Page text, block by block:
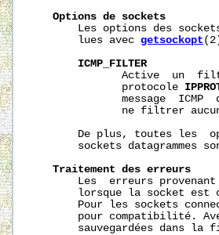
Options de sockets
Les options des
       lues avec
getsockopt
ICMP_FILTER
Active  un
              protocole
message  ICMP
ne filtrer
De plus, toutes les
sockets datagrammes
Traitement
des erreurs
Les  erreurs
lorsque la socket est
Pour les sockets
pour compatibilité.
sauvegardées dans la